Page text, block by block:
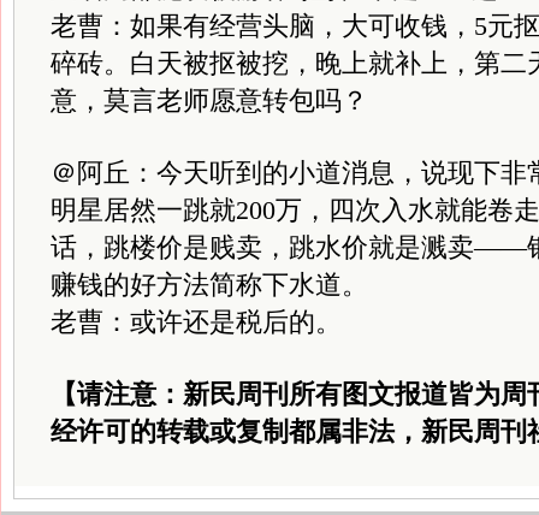
老曹：如果有经营头脑，大可收钱，5元
碎砖。白天被抠被挖，晚上就补上，第二
意，莫言老师愿意转包吗？
＠阿丘：今天听到的小道消息，说现下
明星居然一跳就200万，四次入水就能卷
话，跳楼价是贱卖，跳水价就是溅卖——
赚钱的好方法简称下水道。
老曹：或许还是税后的。
【请注意：新民周刊所有图文报道皆为
经许可的转载或复制都属非法，新民周刊